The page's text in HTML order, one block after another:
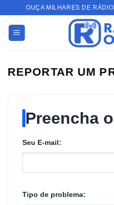
content
OUÇA MILHARES DE
REPORTAR UM
Preencha
Seu E-mail:
Tipo de problema: